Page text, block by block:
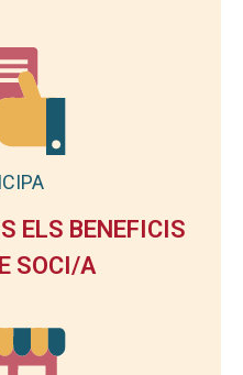
ELS BENEFICIS
SOCI/A